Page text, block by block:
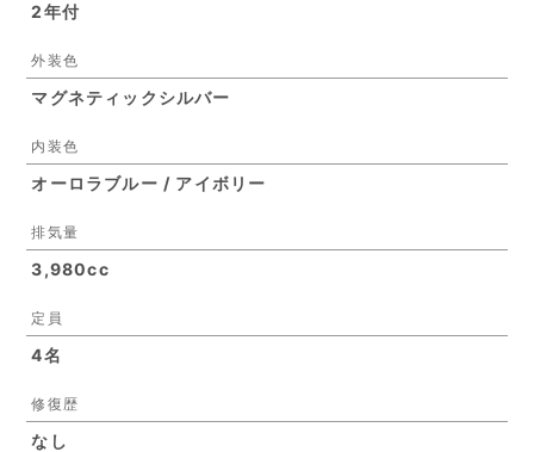
2年付
外装色
マグネティックシルバー
内装色
オーロラブルー / アイボリー
排気量
3,980cc
定員
4名
修復歴
なし